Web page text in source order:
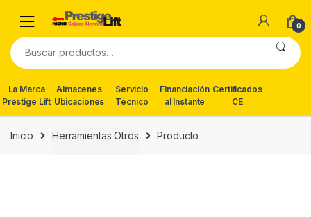
navigation
content
0
Buscar
por:
La Marca
Prestige Lift
Almacenes
Ubicaciones
Servicio
Técnico
Financiación
al Instante
Certificados
CE
Inicio Herramientas Otros Producto